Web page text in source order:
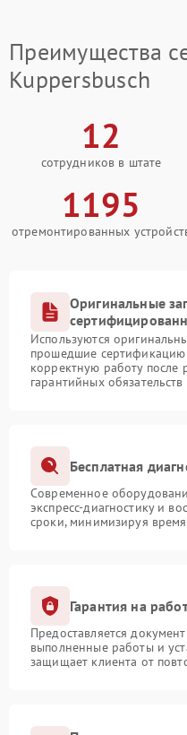
Преимущества
Kuppersbusch
12
сотрудников в штате
1195
отремонтированных
Оригинальные
Используются
прошедшие сертификацию
корректную работу после
гарантийных обязательств
Бесплатная
Современное
экспресс-диагностику и
сроки, минимизируя время
Гарантия на
Предоставляется
выполненные работы и
защищает клиента от